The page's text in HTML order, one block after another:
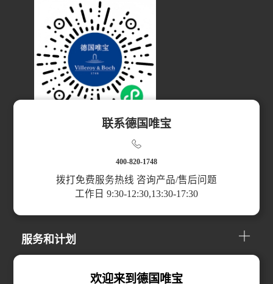
服务和计划
欢迎来到德国唯宝
联系德国唯宝
400-820-1748
拨打免费服务热线 咨询产品/售后问题
工作日 9:30-12:30,13:30-17:30